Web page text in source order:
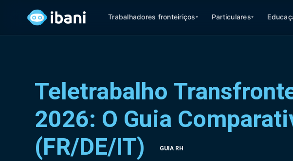
Trabalhadores fronteiriços▾ Particulares▾
Teletrabalho
2026: O Guia
(FR/DE/IT)
GUIA RH